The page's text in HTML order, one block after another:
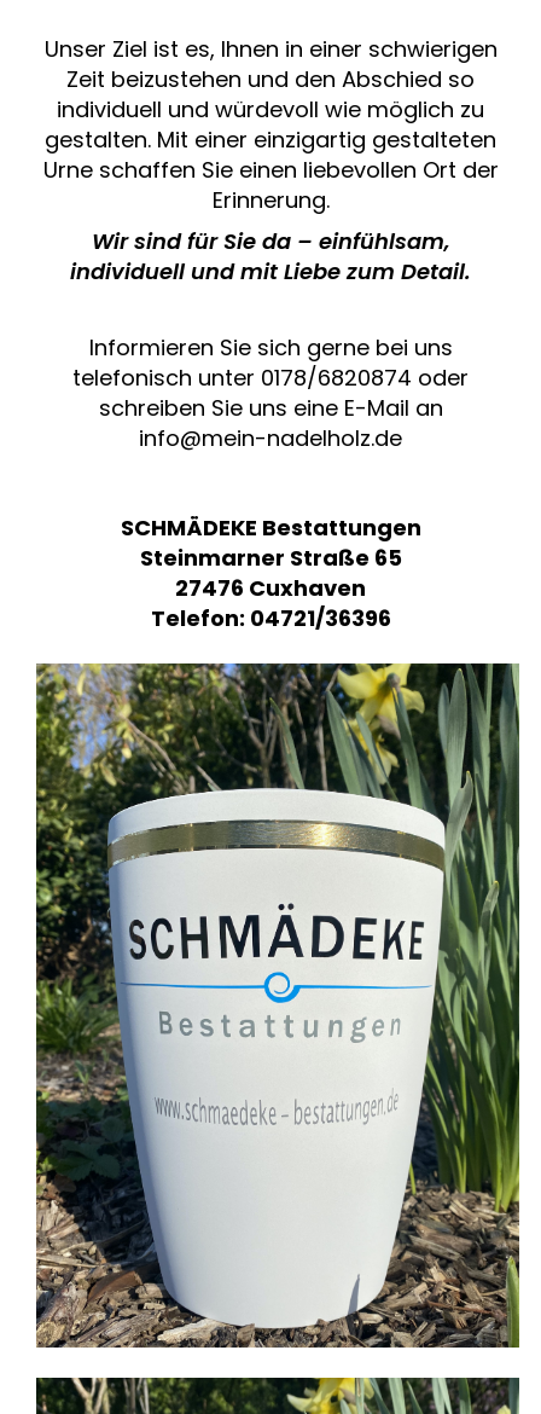
Unser Ziel ist es, Ihnen in einer schwierigen
Zeit beizustehen und den Abschied so
individuell und würdevoll wie möglich zu
gestalten. Mit einer einzigartig gestalteten
Urne schaffen Sie einen liebevollen Ort der
Erinnerung.
Wir sind für Sie da – einfühlsam,
individuell und mit Liebe zum Detail.
Informieren Sie sich gerne bei uns
telefonisch unter 0178/6820874 oder
schreiben Sie uns eine E-Mail an
info@mein-nadelholz.de
SCHMÄDEKE Bestattungen
Steinmarner Straße 65
27476 Cuxhaven
Telefon: 04721/36396